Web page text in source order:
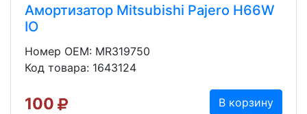
Амортизатор Mitsubishi Pajero H66W
IO
Номер OEM: MR319750
Код товара: 1643124
100 В корзину